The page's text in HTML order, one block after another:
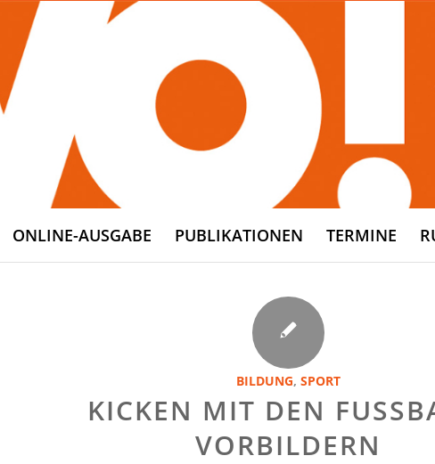
ONLINE-AUSGABE PUBLIKATIONEN TERMINE
BILDUNG, SPORT
KICKEN MIT DEN
ORBILDERN